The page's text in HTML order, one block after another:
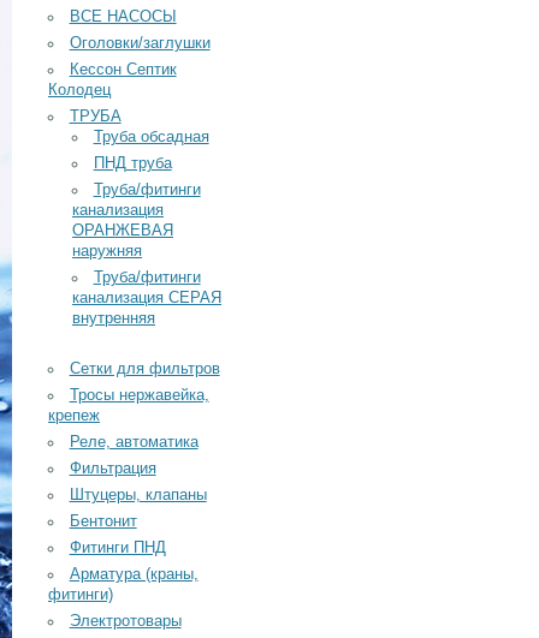
ВСЕ НАСОСЫ
Оголовки/заглушки
Кессон Септик
Колодец
ТРУБА
Труба обсадная
ПНД труба
Труба/фитинги
канализация
ОРАНЖЕВАЯ
наружняя
Труба/фитинги
канализация СЕРАЯ
внутренняя
Сетки для фильтров
Тросы нержавейка,
крепеж
Реле, автоматика
Фильтрация
Штуцеры, клапаны
Бентонит
Фитинги ПНД
Арматура (краны,
фитинги)
Электротовары